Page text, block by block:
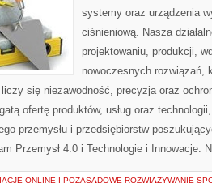
systemy oraz urządzenia
ciśnieniową. Nasza
projektowaniu, produkcji,
nowoczesnych rozwiązań,
się niezawodność, precyzja oraz
ofertę produktów, usług oraz
przemysłu i przedsiębiorstw
Przemysł 4.0 i Technologie i Innowacje.
ONLINE I POZASĄDOWE ROZWIĄZYWANIE